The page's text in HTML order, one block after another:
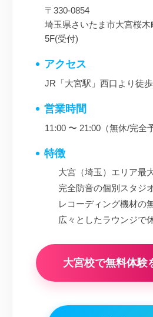
〒330-0854
埼玉県さいたま市大宮桜
5F(受付)
アクセス
JR「大宮駅」西口より徒
営業時間
11:00 〜 21:00（無休/完全
特徴
大宮（埼玉）エリア最
完全防音の個別スタジ
レコーディング機材の
広々としたラウンジで
大宮校で無料体験